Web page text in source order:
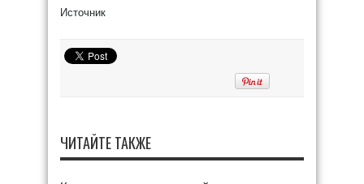
Источник
ЧИТАЙТЕ ТАКЖЕ